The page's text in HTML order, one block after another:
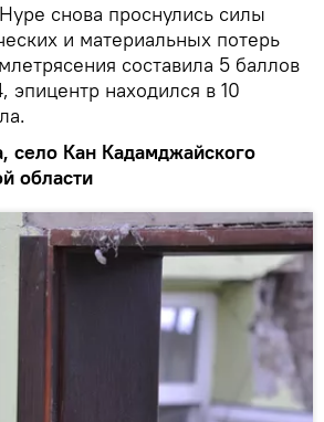
снова проснулись силы
и материальных потерь
составила 5 баллов
находился в 10
село Кан Кадамджайского
области